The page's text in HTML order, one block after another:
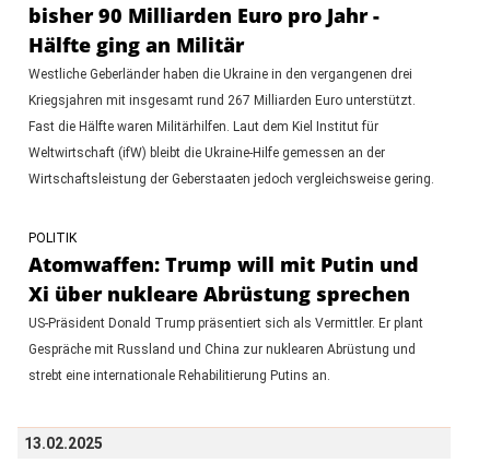
bisher 90 Milliarden Euro pro Jahr -
Hälfte ging an Militär
Westliche Geberländer haben die Ukraine in den vergangenen drei
Kriegsjahren mit insgesamt rund 267 Milliarden Euro unterstützt.
Fast die Hälfte waren Militärhilfen. Laut dem Kiel Institut für
Weltwirtschaft (ifW) bleibt die Ukraine-Hilfe gemessen an der
Wirtschaftsleistung der Geberstaaten jedoch vergleichsweise gering.
POLITIK
Atomwaffen: Trump will mit Putin und
Xi über nukleare Abrüstung sprechen
US-Präsident Donald Trump präsentiert sich als Vermittler. Er plant
Gespräche mit Russland und China zur nuklearen Abrüstung und
strebt eine internationale Rehabilitierung Putins an.
13.02.2025